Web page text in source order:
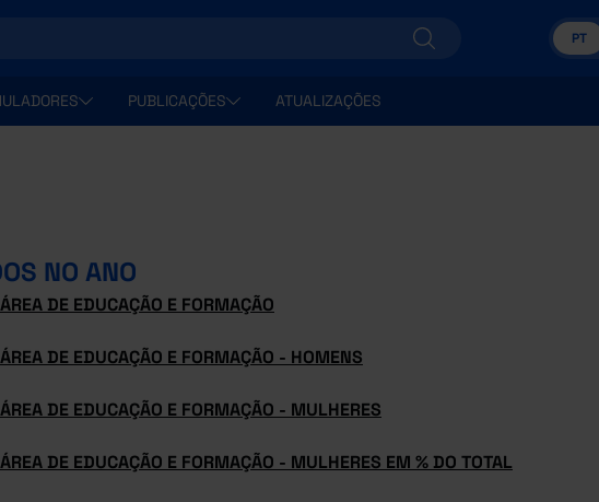
PT
PUBLICAÇÕES ATUALIZAÇÕES
NO ANO
DE EDUCAÇÃO E FORMAÇÃO
DE EDUCAÇÃO E FORMAÇÃO - HOMENS
DE EDUCAÇÃO E FORMAÇÃO - MULHERES
DE EDUCAÇÃO E FORMAÇÃO - MULHERES EM % DO TOTAL